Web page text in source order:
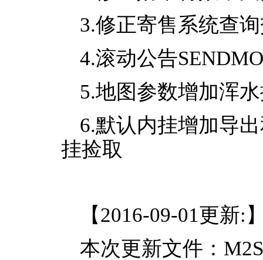
3.修正寄售系统查
4.滚动公告
5.地图参数增加浑
6.默认内挂增加导
挂捡取
【2016-09-01更新:
本次更新文件：